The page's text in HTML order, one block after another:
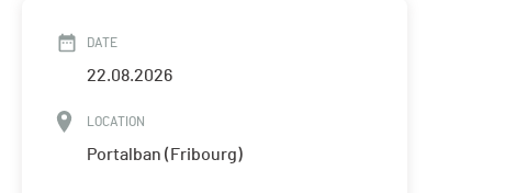
DATE
22.08.2026
LOCATION
Portalban (Fribourg)